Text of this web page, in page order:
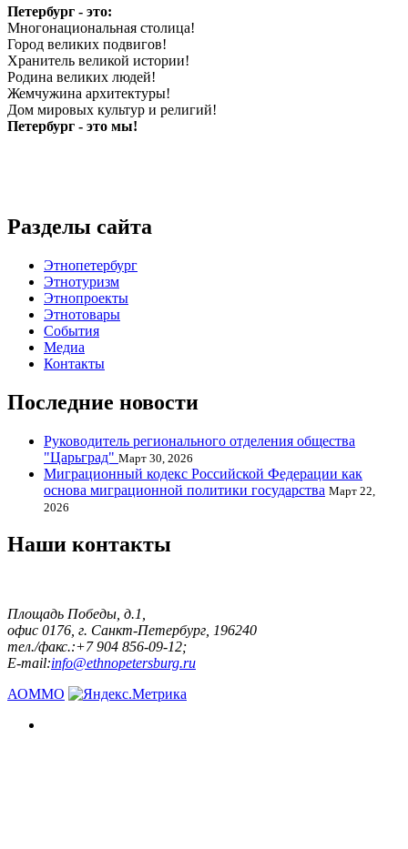
Петербург - это:
Многонациональная столица!
Город великих подвигов!
Хранитель великой истории!
Родина великих людей!
Жемчужина архитектуры!
Дом мировых культур и религий!
Петербург - это мы!
Разделы сайта
Этнопетербург
Этнотуризм
Этнопроекты
Этнотовары
События
Медиа
Контакты
Последние новости
Руководитель регионального отделения общества
"Царьград" Март 30, 2026
Миграционный кодекс Российской Федерации как
основа миграционной политики государства Март 22,
2026
Наши контакты
Площадь Победы, д.1,
офис 0176, г. Санкт-Петербург, 196240
тел./факс.:+7 904 856-09-12;
E-mail:info@ethnopetersburg.ru
АОММО